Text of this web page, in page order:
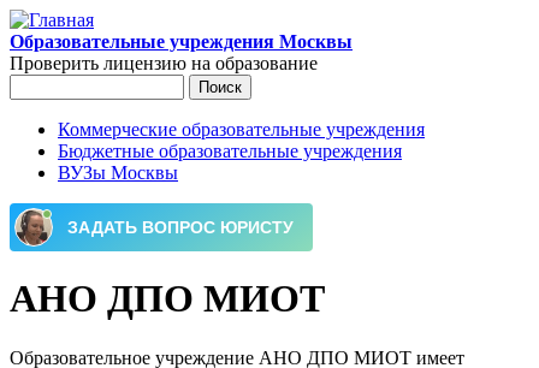
Перейти к основному содержанию
Образовательные учреждения Москвы
Проверить лицензию на образование
Главное меню
Коммерческие образовательные учреждения
Бюджетные образовательные учреждения
ВУЗы Москвы
АНО ДПО МИОТ
Образовательное учреждение АНО ДПО МИОТ имеет